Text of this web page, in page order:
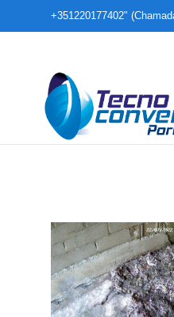
+351220177402"